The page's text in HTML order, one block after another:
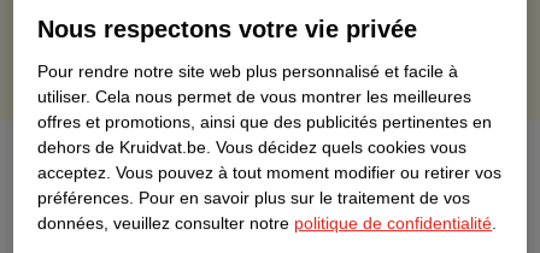
À propos de ce produit
Informations relatives au produit
Nous respectons votre vie privée
Pour rendre notre site web plus personnalisé et facile à
utiliser. Cela nous permet de vous montrer les meilleures
offres et promotions, ainsi que des publicités pertinentes en
dehors de Kruidvat.be. Vous décidez quels cookies vous
acceptez. Vous pouvez à tout moment modifier ou retirer vos
préférences. Pour en savoir plus sur le traitement de vos
données, veuillez consulter notre politique de confidentialité.